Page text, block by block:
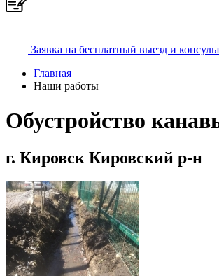
Заявка на бесплатный выезд и
Главная
Наши работы
Обустройство
г. Кировск Кировский р-н